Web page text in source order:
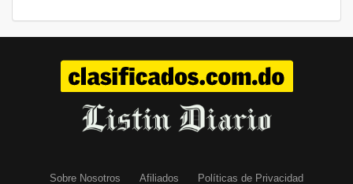
Sobre Nosotros Afiliados Políticas de Privacidad